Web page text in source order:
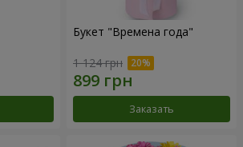
Букет "Времена года"
1 124 грн
Заказать